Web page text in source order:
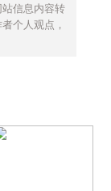
信息内容转
个人观点，